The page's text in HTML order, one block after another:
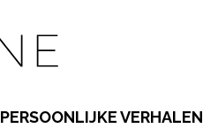
PERSOONLIJKE VERHALEN